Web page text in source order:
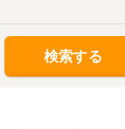
検索する